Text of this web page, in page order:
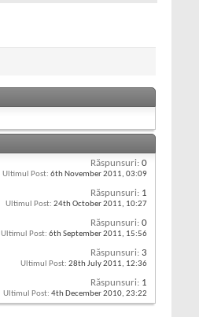
Răspunsuri: 0
Ultimul Post: 6th November 2011, 03:09
Răspunsuri: 1
Ultimul Post: 24th October 2011, 10:27
Răspunsuri: 0
Ultimul Post: 6th September 2011, 15:56
Răspunsuri: 3
Ultimul Post: 28th July 2011, 12:36
Răspunsuri: 1
Ultimul Post: 4th December 2010, 23:22